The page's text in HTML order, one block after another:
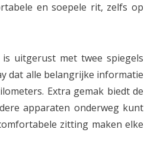
en soepele rit, zelfs op
uitgerust met twee spiegels
dat alle belangrijke informatie
Extra gemak biedt de
apparaten onderweg kunt
zitting maken elke